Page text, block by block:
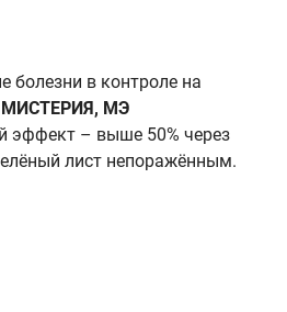
болезни в контроле на
МИСТЕРИЯ, МЭ
эффект – выше 50% через
лист непоражённым.